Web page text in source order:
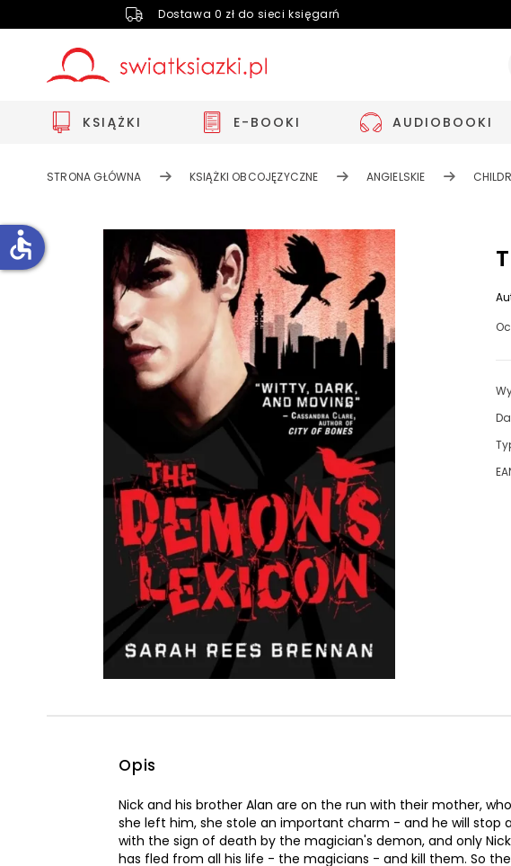
Dostawa 0 zł do sieci księgarń
KSIĄŻKI E-BOOKI AUDIOBOOKI
STRONA GŁÓWNA KSIĄŻKI OBCOJĘZYCZNE ANGIELSKIE
Opis
Nick and his brother Alan are on the run with their mother,
she left him, she stole an important charm - and he will stop
with the sign of death by the magician's demon, and only
has fled from all his life - the magicians - and kill them. So
accessible
Zwiększ rozmiar czcionki
Zmniejsz rozmiar czcionki
Pomoc w czytaniu
Podkreślenie linków